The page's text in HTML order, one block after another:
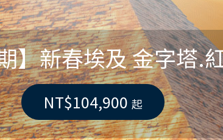
】新春埃及 金字塔.
NT$104,900 起